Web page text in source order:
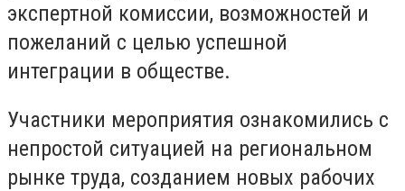
экспертной комиссии, возможностей и
пожеланий с целью успешной
интеграции в обществе.
Участники мероприятия ознакомились с
непростой ситуацией на региональном
рынке труда, созданием новых рабочих